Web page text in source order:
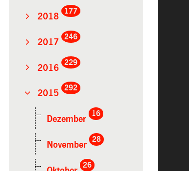
2018
177
2017
246
2016
229
2015
292
Dezember
16
November
28
26